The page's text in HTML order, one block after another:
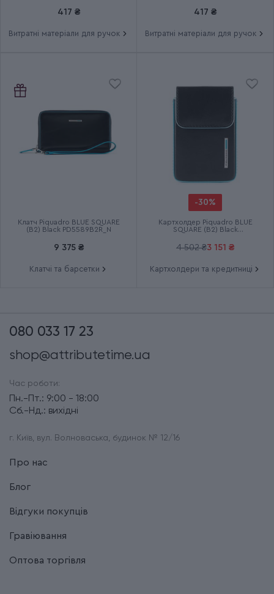
Група PARKER UKRAINE
417 ₴
Витратні матеріали для ручок
417 ₴
Витратні матеріали для ручок
Клатч Piquadro BLUE SQUARE
(B2) Black PD5589B2R_N
9 375 ₴
Клатчі та барсетки
-30%
Картхолдер Piquadro BLUE
SQUARE (B2) Black
4 502 ₴3 151 ₴
Картхолдери та кредитниці
080 033 17 23
shop@attributetime.ua
Час роботи:
Пн.-Пт.: 9:00 - 18:00
Сб.-Нд.: вихідні
г. Київ, вул. Волноваська, будинок № 12/16
Про нас
Блог
Відгуки покупців
Гравіювання
Оптова торгівля